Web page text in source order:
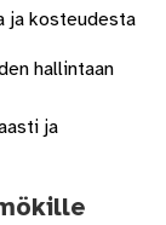
ja kosteudesta
hallintaan
ja